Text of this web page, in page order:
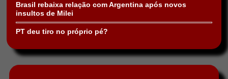
Brasil rebaixa relação com Argentina após novos
insultos de Milei
PT deu tiro no próprio pé?